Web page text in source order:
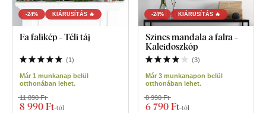
-24% KIÁRUSÍTÁS 🔥
Fa falikép - Téli táj
(1)
Már 1 munkanap belül
otthonában lehet.
8 990 Ft-tól
11 890 Ft
-24% KIÁRUSÍTÁS 🔥
Színes mandala a falra -
Kaleidoszkóp
(3)
Már 3 munkanapon belül
otthonában lehet.
6 790 Ft-tól
8 990 Ft